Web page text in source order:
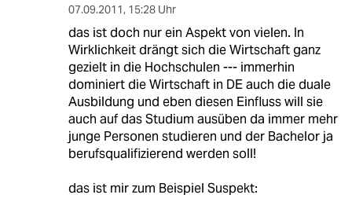
07.09.2011, 15:28 Uhr
das ist doch nur ein Aspekt von vielen. In
Wirklichkeit drängt sich die Wirtschaft ganz
gezielt in die Hochschulen --- immerhin
dominiert die Wirtschaft in DE auch die duale
Ausbildung und eben diesen Einfluss will sie
auch auf das Studium ausüben da immer mehr
junge Personen studieren und der Bachelor ja
berufsqualifizierend werden soll!
das ist mir zum Beispiel Suspekt: